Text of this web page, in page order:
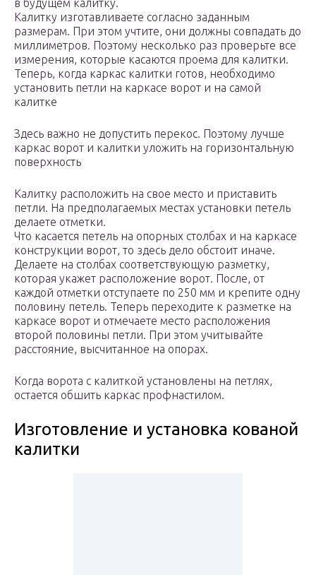
в будущем калитку.
Калитку изготавливаете согласно заданным
размерам. При этом учтите, они должны совпадать до
миллиметров. Поэтому несколько раз проверьте все
измерения, которые касаются проема для калитки.
Теперь, когда каркас калитки готов, необходимо
установить петли на каркасе ворот и на самой
калитке
Здесь важно не допустить перекос. Поэтому лучше
каркас ворот и калитки уложить на горизонтальную
поверхность
Калитку расположить на свое место и приставить
петли. На предполагаемых местах установки петель
делаете отметки.
Что касается петель на опорных столбах и на каркасе
конструкции ворот, то здесь дело обстоит иначе.
Делаете на столбах соответствующую разметку,
которая укажет расположение ворот. После, от
каждой отметки отступаете по 250 мм и крепите одну
половину петель. Теперь переходите к разметке на
каркасе ворот и отмечаете место расположения
второй половины петли. При этом учитывайте
расстояние, высчитанное на опорах.
Когда ворота с калиткой установлены на петлях,
остается обшить каркас профнастилом.
Изготовление и установка кованой
калитки